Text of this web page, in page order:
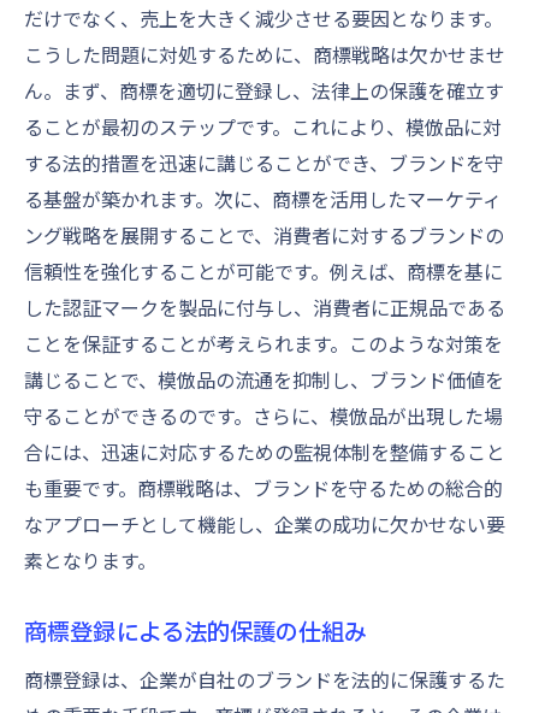
だけでなく、売上を大きく減少させる要因となります。
こうした問題に対処するために、商標戦略は欠かせませ
ん。まず、商標を適切に登録し、法律上の保護を確立す
ることが最初のステップです。これにより、模倣品に対
する法的措置を迅速に講じることができ、ブランドを守
る基盤が築かれます。次に、商標を活用したマーケティ
ング戦略を展開することで、消費者に対するブランドの
信頼性を強化することが可能です。例えば、商標を基に
した認証マークを製品に付与し、消費者に正規品である
ことを保証することが考えられます。このような対策を
講じることで、模倣品の流通を抑制し、ブランド価値を
守ることができるのです。さらに、模倣品が出現した場
合には、迅速に対応するための監視体制を整備すること
も重要です。商標戦略は、ブランドを守るための総合的
なアプローチとして機能し、企業の成功に欠かせない要
素となります。
商標登録による法的保護の仕組み
商標登録は、企業が自社のブランドを法的に保護するた